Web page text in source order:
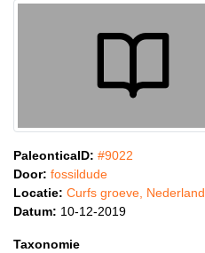
PaleonticaID: #9022
Door: fossildude
Locatie: Curfs groeve, Nederland
Datum: 10-12-2019
Taxonomie